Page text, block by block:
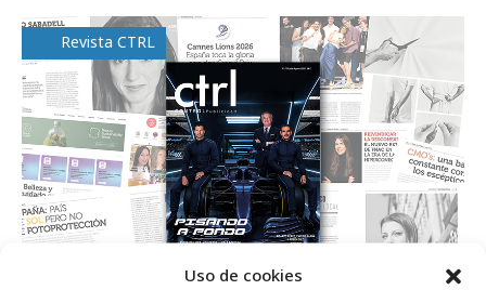
Uso de cookies
Revista CTRL